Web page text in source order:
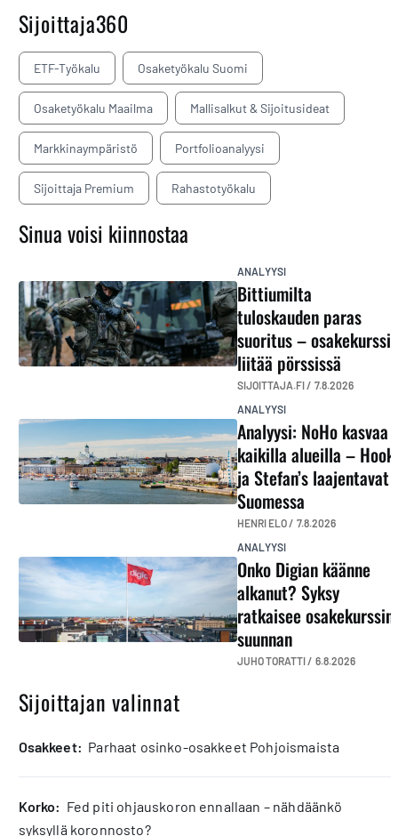
Sijoittaja360
ETF-Työkalu Osaketyökalu Suomi
Osaketyökalu Maailma Mallisalkut & Sijoitusideat
Markkinaympäristö Portfolioanalyysi
Sijoittaja Premium Rahastotyökalu
Sinua voisi kiinnostaa
ANALYYSI
Bittiumilta
tuloskauden paras
suoritus – osakekurssi
liitää pörssissä
SIJOITTAJA.FI / 7.8.2026
ANALYYSI
Analyysi: NoHo kasvaa
kaikilla alueilla – Hook
ja Stefan’s laajentavat
Suomessa
HENRI ELO / 7.8.2026
ANALYYSI
Onko Digian käänne
alkanut? Syksy
ratkaisee osakekurssin
suunnan
JUHO TORATTI / 6.8.2026
Sijoittajan valinnat
osakkeet: Parhaat osinko-osakkeet Pohjoismaista
korko: Fed piti ohjauskoron ennallaan – nähdäänkö
syksyllä koronnosto?